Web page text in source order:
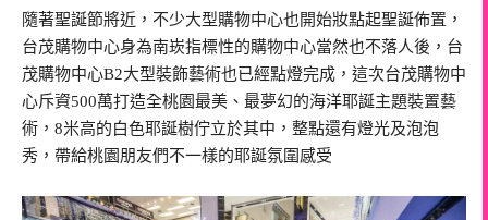
隨著聖誕節將近，不少大型購物中心也開始妝點起聖誕佈置，
台茂購物中心身為南崁指標性的購物中心當然也不落人後，台
茂購物中心B2大型裝飾藝術也已經點燈完成，這次台茂購物中
心斥資500萬打造全桃園最美、最夢幻的海洋耶誕主題裝置藝
術，8米高的白色耶誕樹佇立於其中，整點還有燈光及泡泡
秀，帶給桃園朋友們不一樣的耶誕氛圍感受